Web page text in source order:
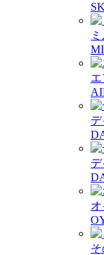
デ